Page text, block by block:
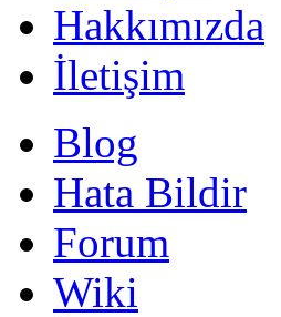
Hakkımızda
İletişim
Blog
Hata Bildir
Forum
Wiki